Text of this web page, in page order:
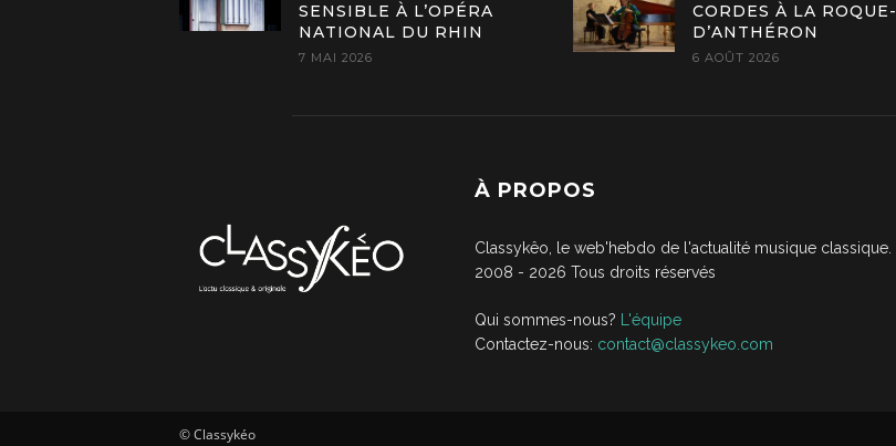
SENSIBLE À L’OPÉRA
NATIONAL DU RHIN
7 MAI 2026
CORDES À LA ROQUE-
D’ANTHÉRON
6 AOÛT 2026
À PROPOS
Classykêo, le web'hebdo de l'actualité musique classique.
2008 - 2026 Tous droits réservés
Qui sommes-nous?
L'équipe
Contactez-nous: contact@classykeo.com
© Classykéo